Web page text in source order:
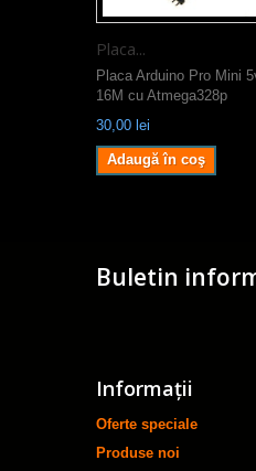
Placa...
Placa Arduino Pro Mini
16M cu Atmega328p
30,00 lei
Adaugă în coş
Buletin
Informaţii
Oferte speciale
Produse noi